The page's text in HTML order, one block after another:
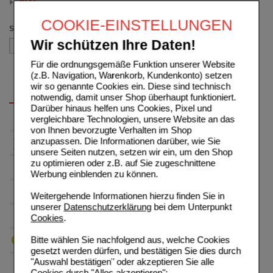
COOKIE-EINSTELLUNGEN
Wir schützen Ihre Daten!
Für die ordnungsgemäße Funktion unserer Website
(z.B. Navigation, Warenkorb, Kundenkonto) setzen
wir so genannte Cookies ein. Diese sind technisch
notwendig, damit unser Shop überhaupt funktioniert.
Darüber hinaus helfen uns Cookies, Pixel und
vergleichbare Technologien, unsere Website an das
von Ihnen bevorzugte Verhalten im Shop
anzupassen. Die Informationen darüber, wie Sie
unsere Seiten nutzen, setzen wir ein, um den Shop
zu optimieren oder z.B. auf Sie zugeschnittene
Werbung einblenden zu können.
Weitergehende Informationen hierzu finden Sie in
unserer Datenschutzerklärungbei dem Unterpunkt
Cookies.
Bitte wählen Sie nachfolgend aus, welche Cookies
gesetzt werden dürfen, und bestätigen Sie dies durch
"Auswahl bestätigen" oder akzeptieren Sie alle
Sortieren nach